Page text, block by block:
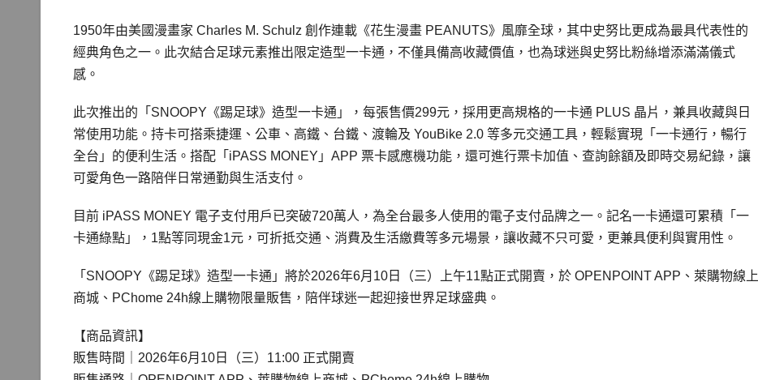
1950年由美國漫畫家 Charles M. Schulz 創作連載《花生漫畫 PEANUTS》風靡全球，其中史努比更成為最具代表性的
經典角色之一。此次結合足球元素推出限定造型一卡通，不僅具備高收藏價值，也為球迷與史努比粉絲增添滿滿儀式
感。
此次推出的「SNOOPY《踢足球》造型一卡通」，每張售價299元，採用更高規格的一卡通 PLUS 晶片，兼具收藏與日
常使用功能。持卡可搭乘捷運、公車、高鐵、台鐵、渡輪及 YouBike 2.0 等多元交通工具，輕鬆實現「一卡通行，暢行
全台」的便利生活。搭配「iPASS MONEY」APP 票卡感應機功能，還可進行票卡加值、查詢餘額及即時交易紀錄，讓
可愛角色一路陪伴日常通勤與生活支付。
目前 iPASS MONEY 電子支付用戶已突破720萬人，為全台最多人使用的電子支付品牌之一。記名一卡通還可累積「一
卡通綠點」，1點等同現金1元，可折抵交通、消費及生活繳費等多元場景，讓收藏不只可愛，更兼具便利與實用性。
「SNOOPY《踢足球》造型一卡通」將於2026年6月10日（三）上午11點正式開賣，於 OPENPOINT APP、萊購物線上
商城、PChome 24h線上購物限量販售，陪伴球迷一起迎接世界足球盛典。
【商品資訊】
販售時間｜2026年6月10日（三）11:00 正式開賣